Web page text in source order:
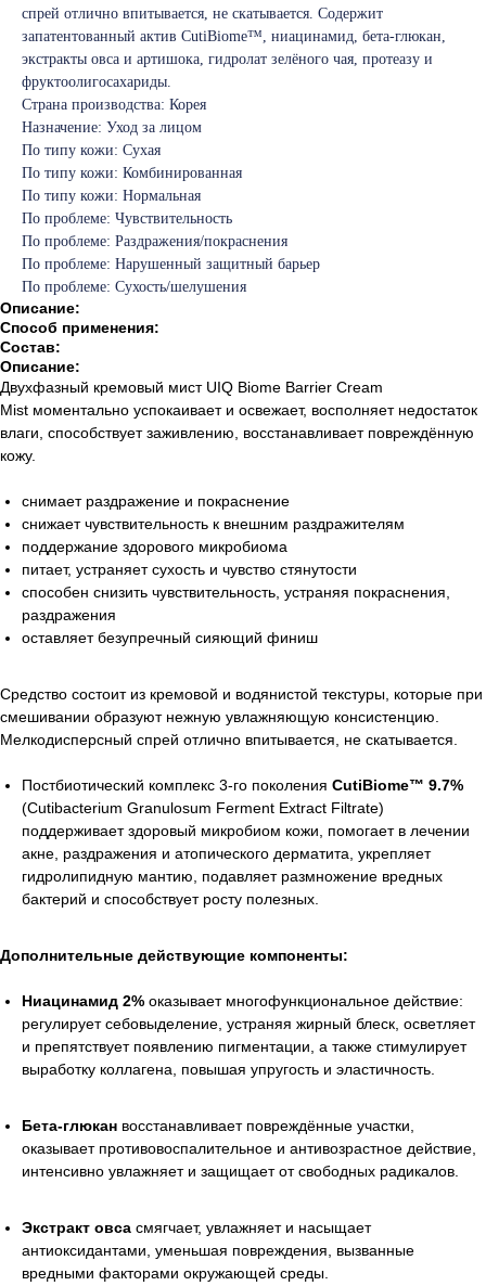
спрей отлично впитывается, не скатывается. Содержит
запатентованный актив CutiBiome™, ниацинамид, бета-глюкан,
экстракты овса и артишока, гидролат зелёного чая, протеазу и
фруктоолигосахариды.
Страна производства: Корея
Назначение: Уход за лицом
По типу кожи: Сухая
По типу кожи: Комбинированная
По типу кожи: Нормальная
По проблеме: Чувствительность
По проблеме: Раздражения/покраснения
По проблеме: Нарушенный защитный барьер
По проблеме: Сухость/шелушения
Описание:
Способ применения:
Состав:
Описание:
Двухфазный кремовый мист UIQ Biome Barrier Cream
Mist моментально успокаивает и освежает, восполняет недостаток
влаги, способствует заживлению, восстанавливает повреждённую
кожу.
снимает раздражение и покраснение
снижает чувствительность к внешним раздражителям
поддержание здорового микробиома
питает, устраняет сухость и чувство стянутости
способен снизить чувствительность, устраняя покраснения,
раздражения
оставляет безупречный сияющий финиш
Средство состоит из кремовой и водянистой текстуры, которые при
смешивании образуют нежную увлажняющую консистенцию.
Мелкодисперсный спрей отлично впитывается, не скатывается.
Постбиотический комплекс 3-го поколения CutiBiome™ 9.7%
(Cutibacterium Granulosum Ferment Extract Filtrate)
поддерживает здоровый микробиом кожи, помогает в лечении
акне, раздражения и атопического дерматита, укрепляет
гидролипидную мантию, подавляет размножение вредных
бактерий и способствует росту полезных.
Дополнительные действующие компоненты:
Ниацинамид 2% оказывает многофункциональное действие:
регулирует себовыделение, устраняя жирный блеск, осветляет
и препятствует появлению пигментации, а также стимулирует
выработку коллагена, повышая упругость и эластичность.
Бета-глюкан восстанавливает повреждённые участки,
оказывает противовоспалительное и антивозрастное действие,
интенсивно увлажняет и защищает от свободных радикалов.
Экстракт овса смягчает, увлажняет и насыщает
антиоксидантами, уменьшая повреждения, вызванные
вредными факторами окружающей среды.